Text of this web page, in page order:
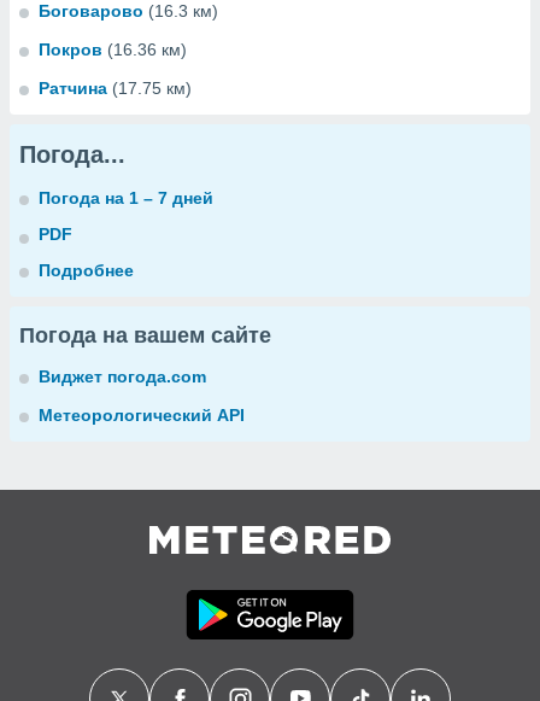
Боговарово (16.3 км)
Покров (16.36 км)
Ратчина (17.75 км)
Погода...
Погода на 1 – 7 дней
PDF
Подробнее
Погода на вашем сайте
Виджет погода.com
Метеорологический API